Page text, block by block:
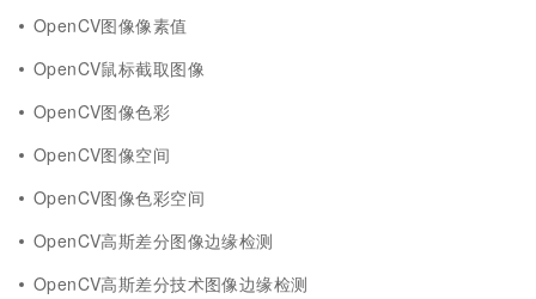
OpenCV图像像素值
OpenCV鼠标截取图像
OpenCV图像色彩
OpenCV图像空间
OpenCV图像色彩空间
OpenCV高斯差分图像边缘检测
OpenCV高斯差分技术图像边缘检测